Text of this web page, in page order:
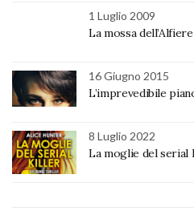
1 Luglio 2009
La mossa dell’Alfiere
16 Giugno 2015
L’imprevedibile
8 Luglio 2022
La moglie del